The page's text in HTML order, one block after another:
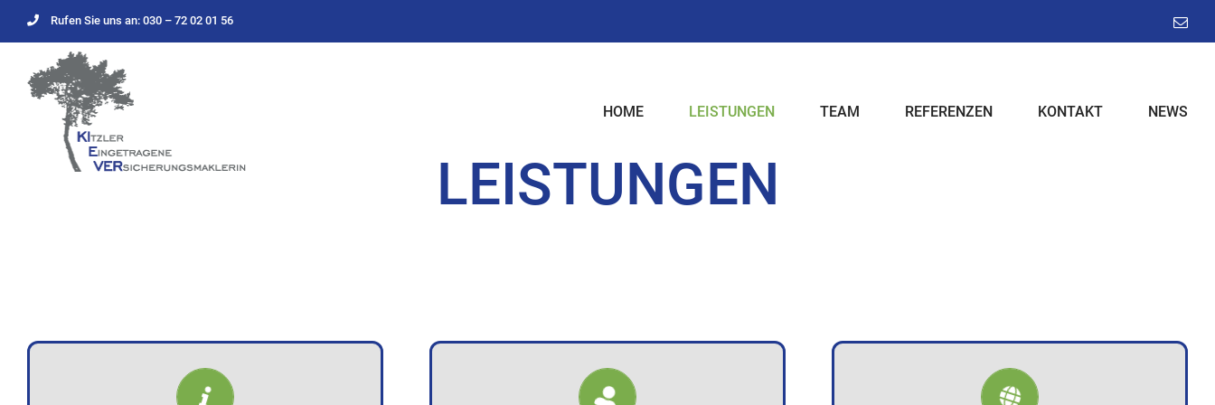
Inhalt
springen
Rufen Sie uns an: 030 – 72 02 01 56
E-
HOME LEISTUNGEN TEAM REFERENZEN KONTAKT NEWS
LEISTUNGEN
ALLGEMEINES PRIVATKUNDEN GEWERBEKUNDEN